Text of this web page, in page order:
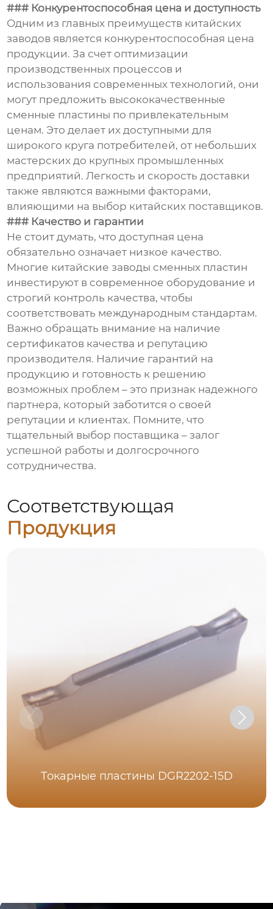
### Конкурентоспособная цена и доступность
Одним из главных преимуществ китайских
заводов является конкурентоспособная цена
продукции. За счет оптимизации
производственных процессов и
использования современных технологий, они
могут предложить высококачественные
сменные пластины по привлекательным
ценам. Это делает их доступными для
широкого круга потребителей, от небольших
мастерских до крупных промышленных
предприятий. Легкость и скорость доставки
также являются важными факторами,
влияющими на выбор китайских поставщиков.
### Качество и гарантии
Не стоит думать, что доступная цена
обязательно означает низкое качество.
Многие китайские заводы сменных пластин
инвестируют в современное оборудование и
строгий контроль качества, чтобы
соответствовать международным стандартам.
Важно обращать внимание на наличие
сертификатов качества и репутацию
производителя. Наличие гарантий на
продукцию и готовность к решению
возможных проблем – это признак надежного
партнера, который заботится о своей
репутации и клиентах. Помните, что
тщательный выбор поставщика – залог
успешной работы и долгосрочного
сотрудничества.
Соответствующая
Продукция
Токарные пластины DGR2202-15D